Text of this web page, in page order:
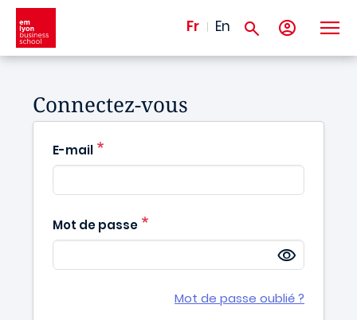
Aller au contenu principal
Fr En
Connectez-vous
E-mail
Mot de passe
Mot de passe oublié ?